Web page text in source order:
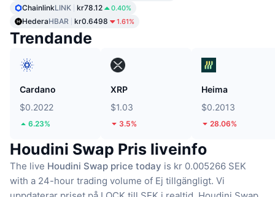
ChainlinkLINK kr78.12 0.40%
HederaHBAR kr0.6498 1.61%
Trendande
Cardano
$0.2022
6.23%
XRP
$1.03
3.5%
Heima
$0.2013
28.06%
Houdini Swap Pris liveinfo
The live Houdini Swap price today is kr 0.005266 SEK
with a 24-hour trading volume of Ej tillgängligt. Vi